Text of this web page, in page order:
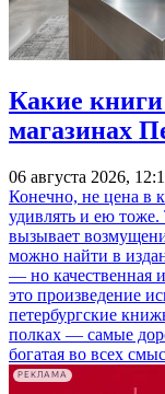
Какие
магазинах
06 августа 2026,
Конечно, не цена в
удивлять и ею тоже.
вызывает
можно найти в
— но качественная
это произведение
петербургские
полках — самые
богатая во всех
РЕКЛАМА